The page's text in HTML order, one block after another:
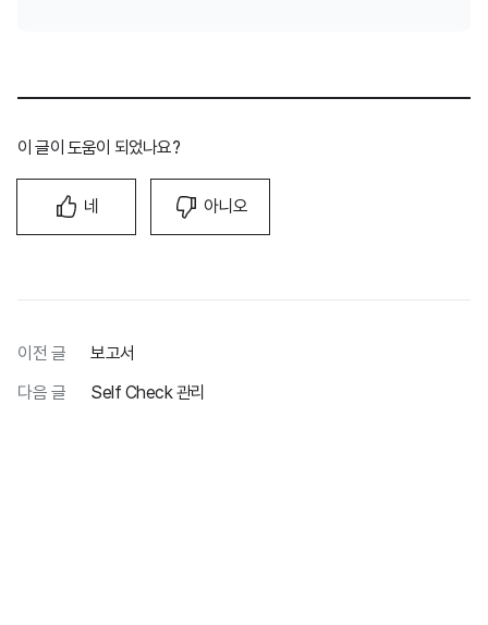
이 글이 도움이 되었나요?
네 아니오
이전 글
보고서
다음 글
Self Check 관리